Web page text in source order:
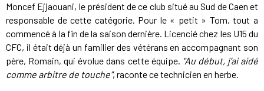
Moncef Ejjaouani, le président de ce club situé au Sud de Caen et
responsable de cette catégorie. Pour le « petit » Tom, tout a
commencé à la fin de la saison dernière. Licencié chez les U15 du
CFC, il était déjà un familier des vétérans en accompagnant son
père, Romain, qui évolue dans cette équipe. "Au début, j’ai aidé
comme arbitre de touche", raconte ce technicien en herbe.